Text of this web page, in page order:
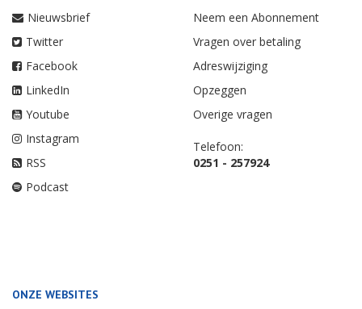
Nieuwsbrief
Twitter
Facebook
LinkedIn
Youtube
Instagram
RSS
Podcast
Neem een Abonnement
Vragen over betaling
Adreswijziging
Opzeggen
Overige vragen
Telefoon:
0251 - 257924
ONZE WEBSITES